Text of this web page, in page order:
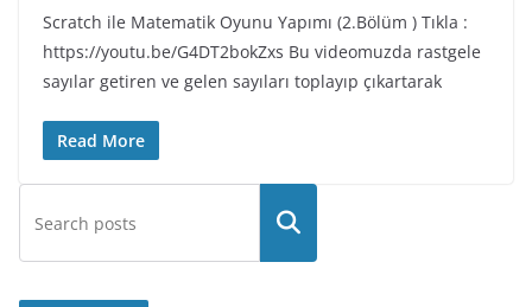
Scratch ile Matematik Oyunu Yapımı (2.Bölüm ) Tıkla :
https://youtu.be/G4DT2bokZxs Bu videomuzda rastgele
sayılar getiren ve gelen sayıları toplayıp çıkartarak
Read More